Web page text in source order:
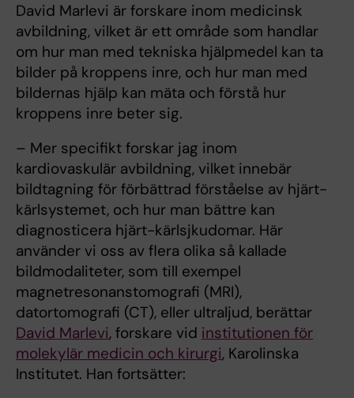
David Marlevi är forskare inom medicinsk
avbildning, vilket är ett område som handlar
om hur man med tekniska hjälpmedel kan ta
bilder på kroppens inre, och hur man med
bildernas hjälp kan mäta och förstå hur
kroppens inre beter sig.
– Mer specifikt forskar jag inom
kardiovaskulär avbildning, vilket innebär
bildtagning för förbättrad förståelse av hjärt-
kärlsystemet, och hur man bättre kan
diagnosticera hjärt-kärlsjkudomar. Här
använder vi oss av flera olika så kallade
bildmodaliteter, som till exempel
magnetresonanstomografi (MRI),
datortomografi (CT), eller ultraljud, berättar
David Marlevi, forskare vid institutionen för
molekylär medicin och kirurgi, Karolinska
Institutet. Han fortsätter: